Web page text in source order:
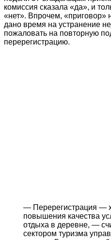
комиссия сказала «да», и
«нет». Впрочем, «приговор»
дано время на устранение
пожаловать на повторную
перерегистрацию.
— Перерегистрация —
повышения качества
отдыха в деревне, —
сектором туризма